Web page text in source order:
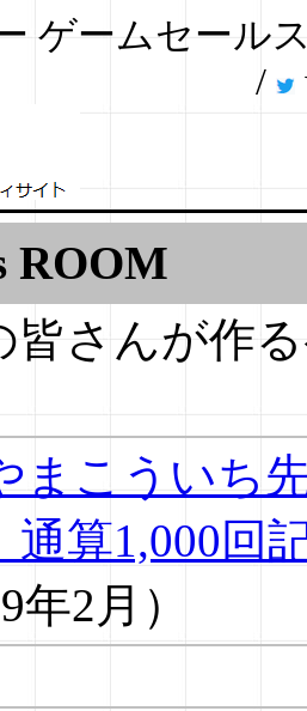
ゲームセール
/
ROOM
皆さんが作
まこういち
通算1,000
年2月）